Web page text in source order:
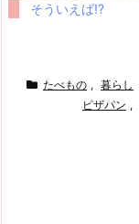
そういえば!?
たべもの , 暮らし
ピザパン ,